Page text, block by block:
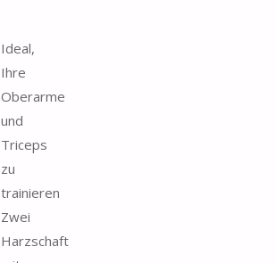
Ideal,
Ihre
Oberarme
und
Triceps
zu
trainieren
Zwei
Harzschaft